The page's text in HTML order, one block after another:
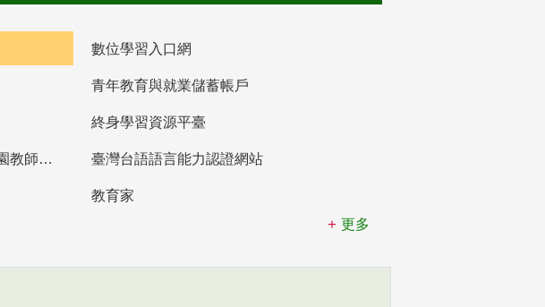
數位學習入口網
青年教育與就業儲蓄帳戶
終身學習資源平臺
教育部高中等以下學校及幼兒園教師資格檢定考試 臺灣台語語言能力認證網站
教育家
更多